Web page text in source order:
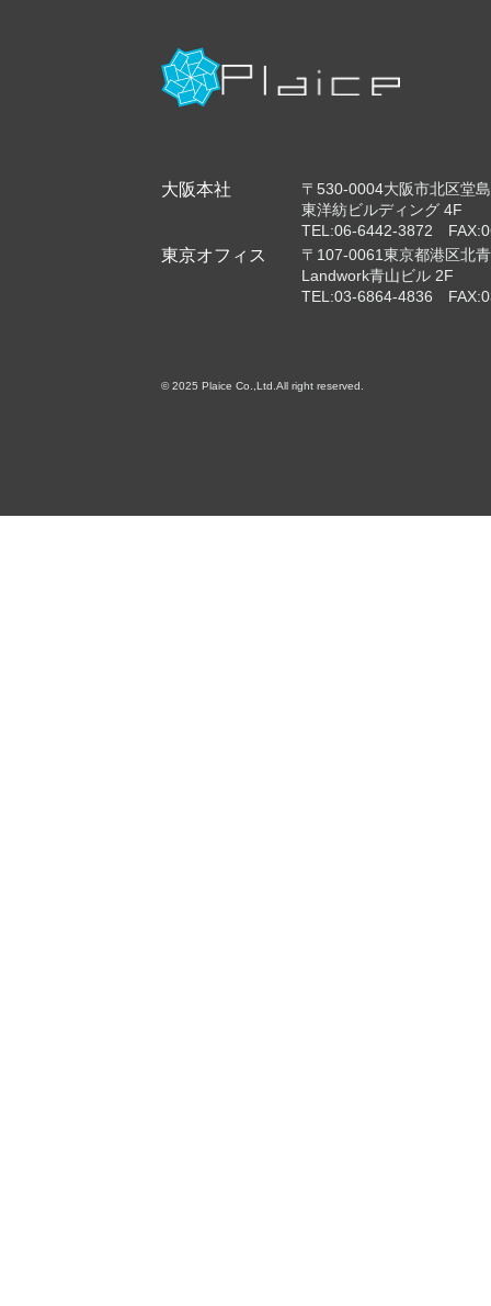
大阪本社
〒530-0004大阪市北区堂
東洋紡ビルディング 4F
TEL:06-6442-3872
東京オフィス
〒107-0061東京都港区北
Landwork青山ビル 2F
TEL:03-6864-4836
© 2025 Plaice Co.,Ltd.All right reserved.